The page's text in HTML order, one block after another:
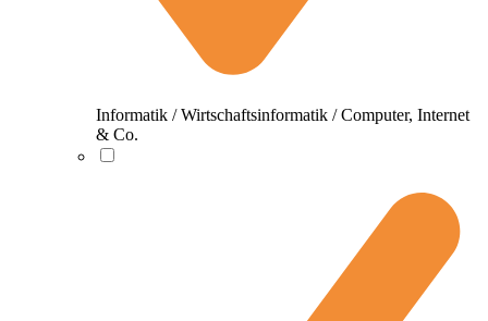
Informatik / Wirtschaftsinformatik / Computer, Internet
& Co.